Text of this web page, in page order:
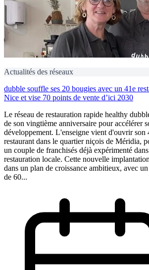
Actualités des réseaux
dubble souffle ses 20 bougies avec un 41e
Nice et vise 70 points de vente d’ici 2030
Le réseau de restauration rapide healthy
de son vingtième anniversaire pour accélérer
développement. L'enseigne vient d'ouvrir son
restaurant dans le quartier niçois de Méridia,
un couple de franchisés déjà expérimenté
restauration locale. Cette nouvelle
dans un plan de croissance ambitieux, avec
de 60...